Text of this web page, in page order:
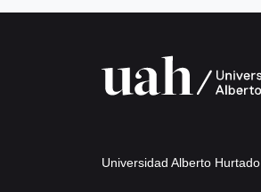
Universidad Alberto Hurtado